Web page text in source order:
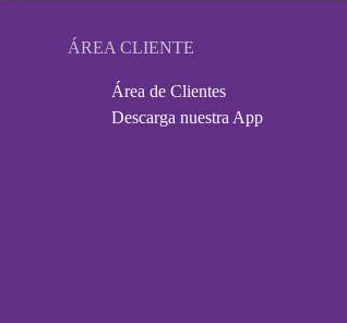
ÁREA CLIENTE
Área de Clientes
Descarga nuestra App